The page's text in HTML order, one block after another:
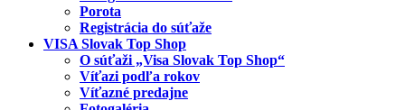
Porota
Registrácia do súťaže
VISA Slovak Top Shop
O súťaži „Visa Slovak Top Shop“
Víťazi podľa rokov
Víťazné predajne